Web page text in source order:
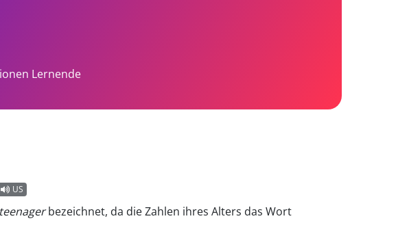
Lernende
US
teenagerbezeichnet, da die Zahlen ihres Alters das Wort